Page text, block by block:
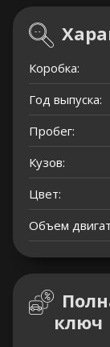
Коробка:
Год выпуска:
Пробег:
Кузов:
Цвет:
Объем
ключ